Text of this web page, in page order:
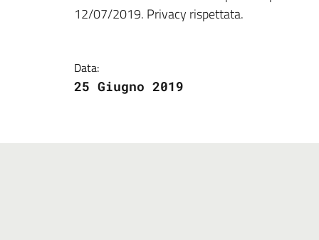
12/07/2019. Privacy rispettata.
Data:
25 Giugno 2019